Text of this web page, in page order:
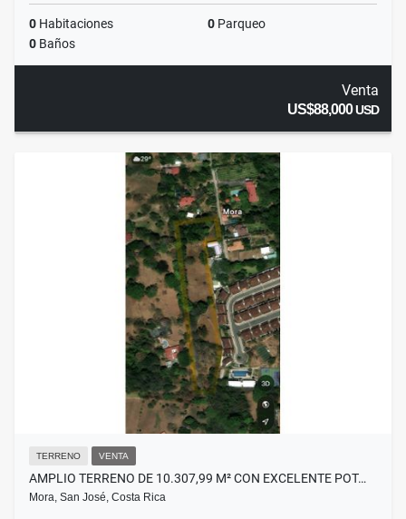
0 Habitaciones 0 Parqueo
0 Baños
Venta
US$88,000USD
TERRENO VENTA
AMPLIO TERRENO DE 10.307,99 M² CON EXCELENTE POT…
Mora, San José, Costa Rica